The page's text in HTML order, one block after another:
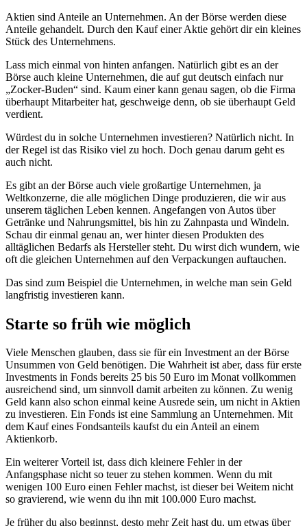
Aktien sind Anteile an Unternehmen. An der Börse werden diese
Anteile gehandelt. Durch den Kauf einer Aktie gehört dir ein kleines
Stück des Unternehmens.
Lass mich einmal von hinten anfangen. Natürlich gibt es an der
Börse auch kleine Unternehmen, die auf gut deutsch einfach nur
„Zocker-Buden“ sind. Kaum einer kann genau sagen, ob die Firma
überhaupt Mitarbeiter hat, geschweige denn, ob sie überhaupt Geld
verdient.
Würdest du in solche Unternehmen investieren? Natürlich nicht. In
der Regel ist das Risiko viel zu hoch. Doch genau darum geht es
auch nicht.
Es gibt an der Börse auch viele großartige Unternehmen, ja
Weltkonzerne, die alle möglichen Dinge produzieren, die wir aus
unserem täglichen Leben kennen. Angefangen von Autos über
Getränke und Nahrungsmittel, bis hin zu Zahnpasta und Windeln.
Schau dir einmal genau an, wer hinter diesen Produkten des
alltäglichen Bedarfs als Hersteller steht. Du wirst dich wundern, wie
oft die gleichen Unternehmen auf den Verpackungen auftauchen.
Das sind zum Beispiel die Unternehmen, in welche man sein Geld
langfristig investieren kann.
Starte so früh wie möglich
Viele Menschen glauben, dass sie für ein Investment an der Börse
Unsummen von Geld benötigen. Die Wahrheit ist aber, dass für erste
Investments in Fonds bereits 25 bis 50 Euro im Monat vollkommen
ausreichend sind, um sinnvoll damit arbeiten zu können. Zu wenig
Geld kann also schon einmal keine Ausrede sein, um nicht in Aktien
zu investieren. Ein Fonds ist eine Sammlung an Unternehmen. Mit
dem Kauf eines Fondsanteils kaufst du ein Anteil an einem
Aktienkorb.
Ein weiterer Vorteil ist, dass dich kleinere Fehler in der
Anfangsphase nicht so teuer zu stehen kommen. Wenn du mit
wenigen 100 Euro einen Fehler machst, ist dieser bei Weitem nicht
so gravierend, wie wenn du ihn mit 100.000 Euro machst.
Je früher du also beginnst, desto mehr Zeit hast du, um etwas über